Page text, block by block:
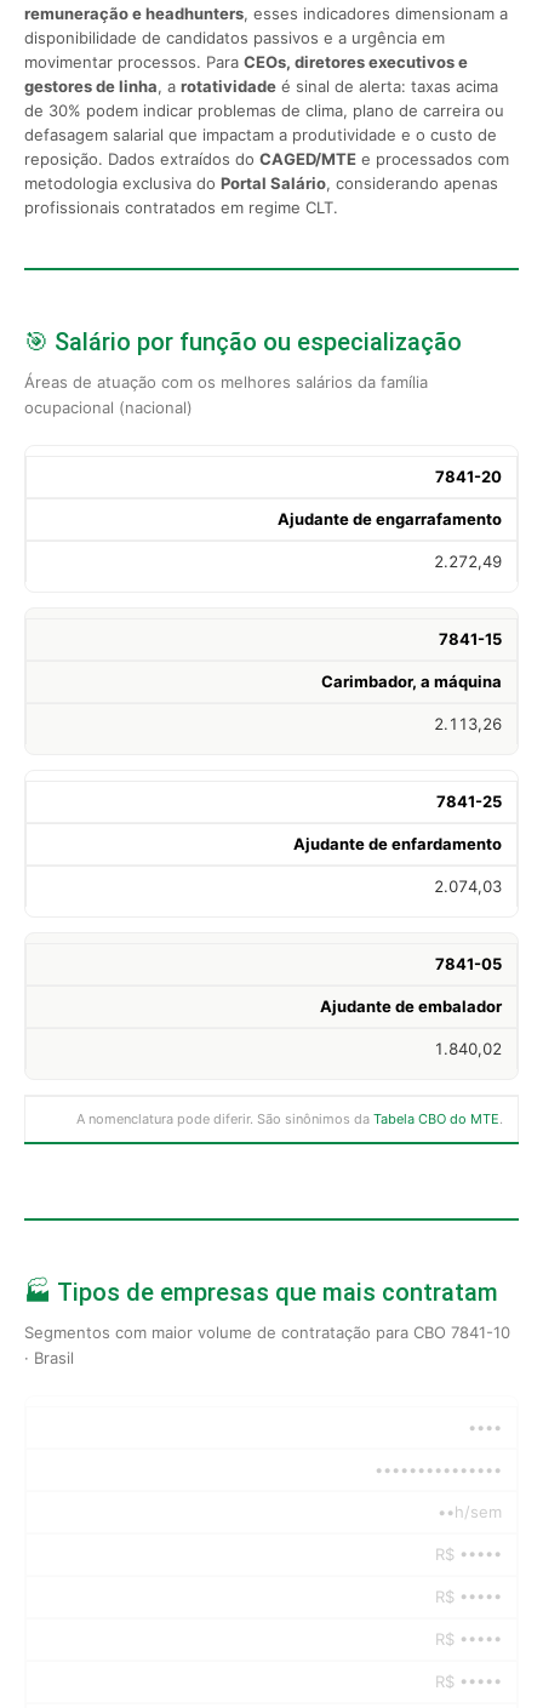
remuneração e headhunters, esses indicadores dimensionam a
disponibilidade de candidatos passivos e a urgência em
movimentar processos. Para CEOs, diretores executivos e
gestores de linha, a rotatividade é sinal de alerta: taxas acima
de 30% podem indicar problemas de clima, plano de carreira ou
defasagem salarial que impactam a produtividade e o custo de
reposição. Dados extraídos do CAGED/MTE e processados com
metodologia exclusiva do Portal Salário, considerando apenas
profissionais contratados em regime CLT.
🎯 Salário por função ou especialização
Áreas de atuação com os melhores salários da família
ocupacional (nacional)
7841-20
Ajudante de engarrafamento
2.272,49
7841-15
Carimbador, a máquina
2.113,26
7841-25
Ajudante de enfardamento
2.074,03
7841-05
Ajudante de embalador
1.840,02
A nomenclatura pode diferir. São sinônimos da Tabela CBO do MTE.
🏭 Tipos de empresas que mais contratam
Segmentos com maior volume de contratação para CBO 7841-10
· Brasil
••••
•••••••••••••••
••h/sem
R$ •••••
R$ •••••
R$ •••••
R$ •••••